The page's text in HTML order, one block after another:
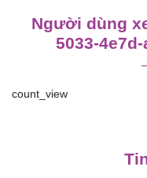
Người dùng
5033-
count_view